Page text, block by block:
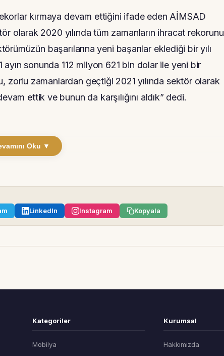
kırmaya devam ettiğini ifade eden AİMSAD
olarak 2020 yılında tüm zamanların ihracat rekorunu
başarılarına yeni başarılar eklediği bir yılı
sonunda 112 milyon 621 bin dolar ile yeni bir
zorlu zamanlardan geçtiği 2021 yılında sektör olarak
ettik ve bunun da karşılığını aldık” dedi.
Oku ▼
LinkedIn Instagram Kopyala
Kategoriler
Mobilya
Kurumsal
Hakkımızda